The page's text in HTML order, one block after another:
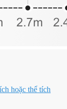
hoặc thể tích